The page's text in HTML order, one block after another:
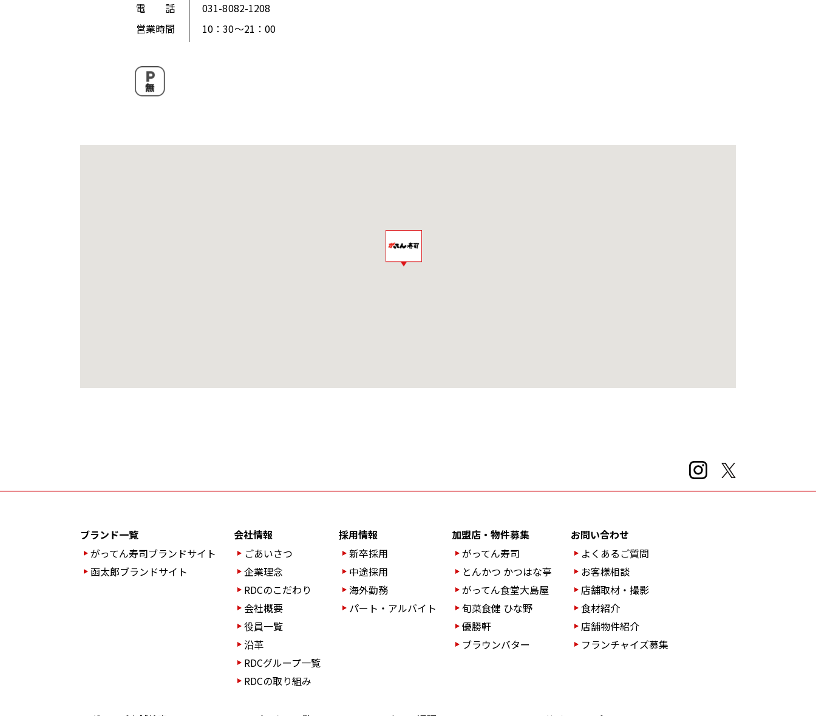
電 話
031-8082-1208
営業時間
10：30～21：00
ブランド一覧
がってん寿司ブランドサイト
函太郎ブランドサイト
会社情報
ごあいさつ
企業理念
RDCのこだわり
会社概要
役員一覧
沿革
RDCグループ一覧
RDCの取り組み
採用情報
新卒採用
中途採用
海外勤務
パート・アルバイト
加盟店・物件募集
がってん寿司
とんかつ かつはな亭
がってん食堂大島屋
旬菜食健 ひな野
優勝軒
ブラウンバター
お問い合わせ
よくあるご質問
お客様相談
店舗取材・撮影
食材紹介
店舗物件紹介
フランチャイズ募集